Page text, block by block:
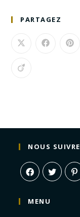
PARTAGEZ
NOUS SUIVRE
MENU